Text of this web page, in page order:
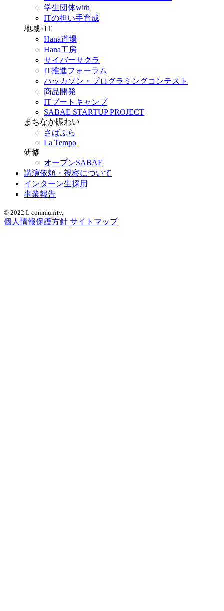
学生団体with
ITの担い手育成
地域×IT
Hana道場
Hana工房
サイバーサクラ
IT推進フォーラム
ハッカソン・プログラミングコンテスト
商品開発
ITブートキャンプ
SABAE STARTUP PROJECT
まちなか賑わい
さばぷら
La Tempo
研修
オープンSABAE
講演依頼・視察について
インターン生採用
事業報告
© 2022 L community.
個人情報保護方針 サイトマップ